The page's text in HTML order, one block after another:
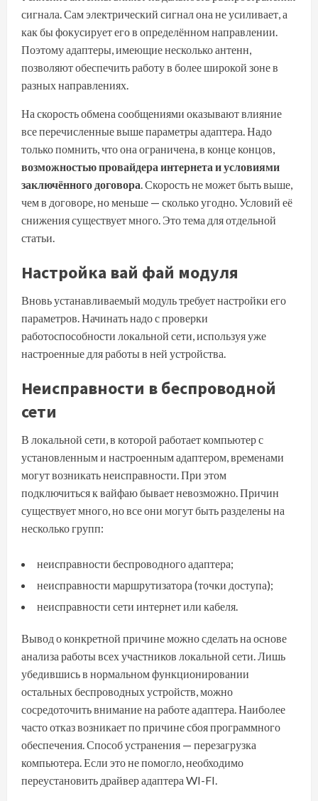
сигнала. Сам электрический сигнал она не усиливает, а
как бы фокусирует его в определённом направлении.
Поэтому адаптеры, имеющие несколько антенн,
позволяют обеспечить работу в более широкой зоне в
разных направлениях.
На скорость обмена сообщениями оказывают влияние
все перечисленные выше параметры адаптера. Надо
только помнить, что она ограничена, в конце концов,
возможностью провайдера интернета и условиями
заключённого договора. Скорость не может быть выше,
чем в договоре, но меньше — сколько угодно. Условий её
снижения существует много. Это тема для отдельной
статьи.
Настройка вай фай модуля
Вновь устанавливаемый модуль требует настройки его
параметров. Начинать надо с проверки
работоспособности локальной сети, используя уже
настроенные для работы в ней устройства.
Неисправности в беспроводной
сети
В локальной сети, в которой работает компьютер с
установленным и настроенным адаптером, временами
могут возникать неисправности. При этом
подключиться к вайфаю бывает невозможно. Причин
существует много, но все они могут быть разделены на
несколько групп:
неисправности беспроводного адаптера;
неисправности маршрутизатора (точки доступа);
неисправности сети интернет или кабеля.
Вывод о конкретной причине можно сделать на основе
анализа работы всех участников локальной сети. Лишь
убедившись в нормальном функционировании
остальных беспроводных устройств, можно
сосредоточить внимание на работе адаптера. Наиболее
часто отказ возникает по причине сбоя программного
обеспечения. Способ устранения — перезагрузка
компьютера. Если это не помогло, необходимо
переустановить драйвер адаптера WI-FI.